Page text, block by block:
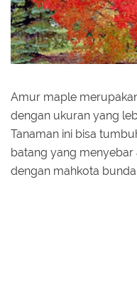
Amur maple
dengan ukuran yang
Tanaman ini bisa
batang yang
dengan mahkota